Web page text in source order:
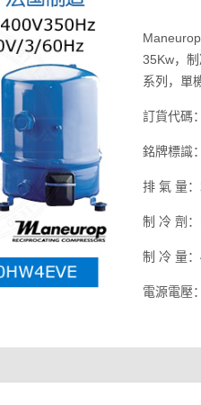
35Kw，
系列，單
訂貨代碼
銘牌標識
排 氣 量
制 冷 劑
制 冷 量
電源電壓